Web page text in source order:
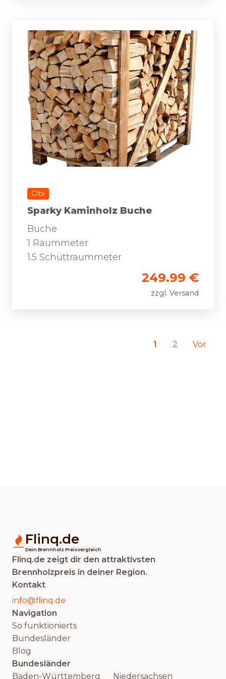
Obi
Sparky Kaminholz Buche
Buche
1 Raummeter
1.5 Schüttraummeter
249.99 €
zzgl. Versand
1 2 Vor
Flinq.de
Dein Brennholz Preisvergleich
Flinq.de zeigt dir den attraktivsten
Brennholzpreis in deiner Region.
Kontakt
info@flinq.de
Navigation
So funktionierts
Bundesländer
Blog
Bundesländer
Baden-Württemberg
Niedersachsen